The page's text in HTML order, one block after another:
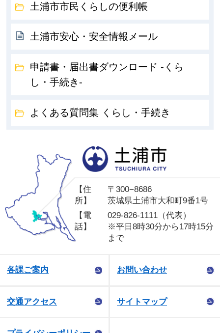
土浦市市民くらしの便利帳
土浦市安心・安全情報メール
申請書・届出書ダウンロード -くら
し・手続き-
よくある質問集 くらし・手続き
【住
所】
〒300−8686
茨城県土浦市大和町9番1号
【電
話】
029-826-1111（代表）
※平日8時30分から17時15分
まで
各課ご案内 お問い合わせ
交通アクセス サイトマップ